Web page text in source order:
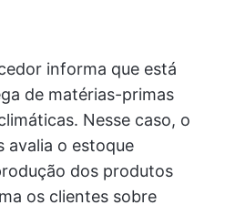
informa que está
de matérias-primas
Nesse caso, o
avalia o estoque
dos produtos
os clientes sobre